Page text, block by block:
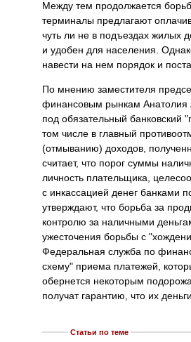
Между тем продолжается
терминалы предлагают
чуть ли не в подъездах жилых
и удобен для населения.
навести на нем порядок и
По мнению заместителя
финансовым рынкам Анатолия
под обязательный банковский
том числе в главный
(отмыванию) доходов,
считает, что порог суммы
личность плательщика,
с инкассацией денег банками
утверждают, что борьба за
контролю за наличными
ужесточения борьбы с
Федеральная служба по
схему" приема платежей,
обернется некоторым
получат гарантию, что их
Статьи по теме